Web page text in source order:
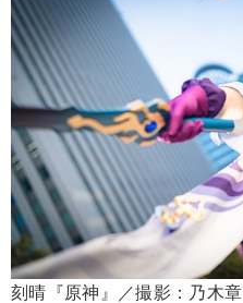
刻晴『原神』／撮影：乃木章